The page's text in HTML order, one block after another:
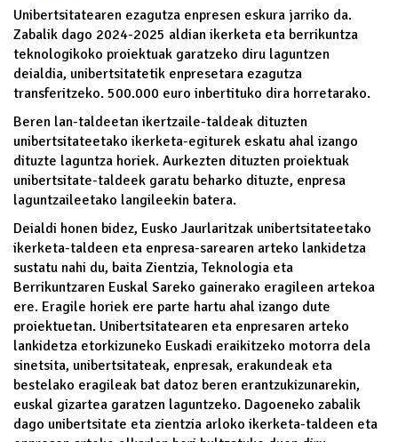
Unibertsitatearen ezagutza enpresen eskura jarriko da.
Zabalik dago 2024-2025 aldian ikerketa eta berrikuntza
teknologikoko proiektuak garatzeko diru laguntzen
deialdia, unibertsitatetik enpresetara ezagutza
transferitzeko. 500.000 euro inbertituko dira horretarako.
Beren lan-taldeetan ikertzaile-taldeak dituzten
unibertsitateetako ikerketa-egiturek eskatu ahal izango
dituzte laguntza horiek. Aurkezten dituzten proiektuak
unibertsitate-taldeek garatu beharko dituzte, enpresa
laguntzaileetako langileekin batera.
Deialdi honen bidez, Eusko Jaurlaritzak unibertsitateetako
ikerketa-taldeen eta enpresa-sarearen arteko lankidetza
sustatu nahi du, baita Zientzia, Teknologia eta
Berrikuntzaren Euskal Sareko gainerako eragileen artekoa
ere. Eragile horiek ere parte hartu ahal izango dute
proiektuetan. Unibertsitatearen eta enpresaren arteko
lankidetza etorkizuneko Euskadi eraikitzeko motorra dela
sinetsita, unibertsitateak, enpresak, erakundeak eta
bestelako eragileak bat datoz beren erantzukizunarekin,
euskal gizartea garatzen laguntzeko. Dagoeneko zabalik
dago unibertsitate eta zientzia arloko ikerketa-taldeen eta